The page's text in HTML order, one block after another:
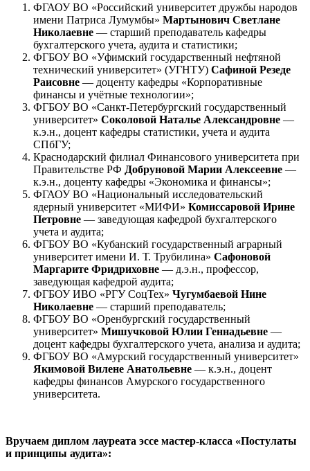
ФГАОУ ВО «Российский университет дружбы народов
имени Патриса Лумумбы» Мартынович Светлане
Николаевне — старший преподаватель кафедры
бухгалтерского учета, аудита и статистики;
ФГБОУ ВО «Уфимский государственный нефтяной
технический университет» (УГНТУ) Сафиной Резеде
Раисовне — доценту кафедры «Корпоративные
финансы и учётные технологии»;
ФГБОУ ВО «Санкт-Петербургский государственный
университет» Соколовой Наталье Александровне —
к.э.н., доцент кафедры статистики, учета и аудита
СПбГУ;
Краснодарский филиал Финансового университета при
Правительстве РФ Добруновой Марии Алексеевне —
к.э.н., доценту кафедры «Экономика и финансы»;
ФГАОУ ВО «Национальный исследовательский
ядерный университет «МИФИ» Комиссаровой Ирине
Петровне — заведующая кафедрой бухгалтерского
учета и аудита;
ФГБОУ ВО «Кубанский государственный аграрный
университет имени И. Т. Трубилина» Сафоновой
Маргарите Фридриховне — д.э.н., профессор,
заведующая кафедрой аудита;
ФГБОУ ИВО «РГУ СоцТех» Чугумбаевой Нине
Николаевне — старший преподаватель;
ФГБОУ ВО «Оренбургский государственный
университет» Мишучковой Юлии Геннадьевне —
доцент кафедры бухгалтерского учета, анализа и аудита;
ФГБОУ ВО «Амурский государственный университет»
Якимовой Вилене Анатольевне — к.э.н., доцент
кафедры финансов Амурского государственного
университета.
Вручаем диплом лауреата эссе мастер-класса «Постулаты
и принципы аудита»: